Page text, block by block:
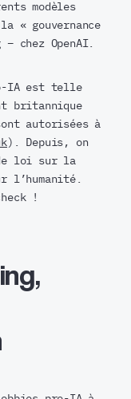
modèles
« gouvernance
chez OpenAI.
IA est telle
britannique
autorisées à
). Depuis, on
loi sur la
l’humanité.
!